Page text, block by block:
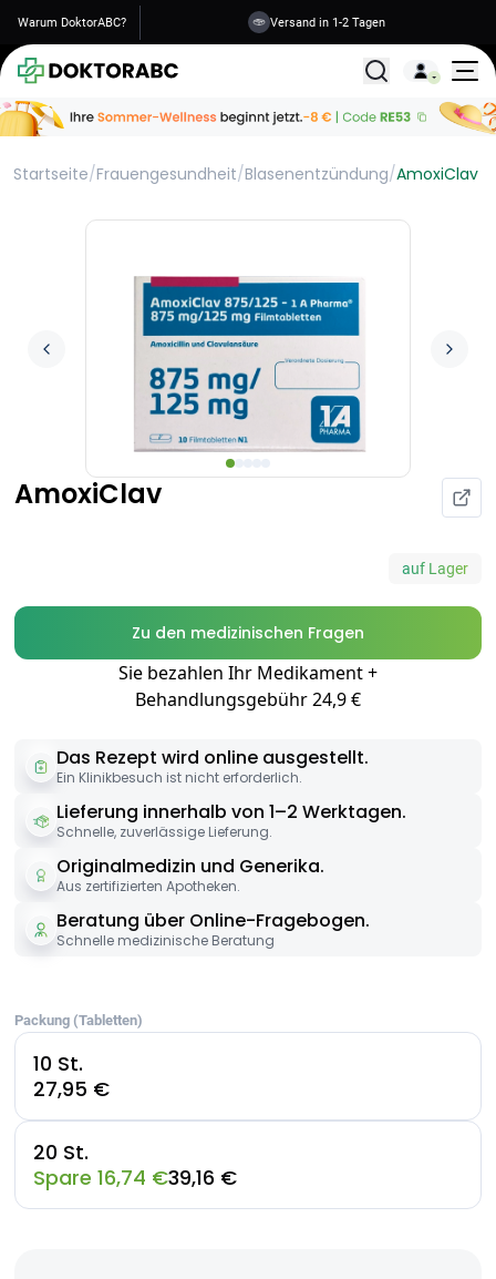
Warum DoktorABC? Versand in 1-2 Tagen
Alle
Startseite/Frauengesundheit/Blasenentzündung/AmoxiClav
AmoxiClav
auf Lager
Zu den medizinischen Fragen
Sie bezahlen Ihr Medikament +
Behandlungsgebühr 24,9 €
Das Rezept wird online ausgestellt.
Ein Klinikbesuch ist nicht erforderlich.
Lieferung innerhalb von 1–2 Werktagen.
Schnelle, zuverlässige Lieferung.
Originalmedizin und Generika.
Aus zertifizierten Apotheken.
Beratung über Online-Fragebogen.
Schnelle medizinische Beratung
Packung (Tabletten)
10 St.
27,95 €
20 St.
Spare 16,74 €39,16 €